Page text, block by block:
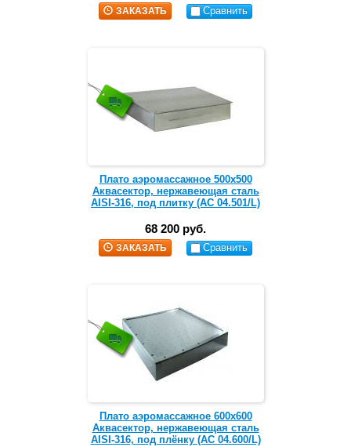
ЗАКАЗАТЬ Сравнить
Плато аэромассажное 500х500
Аквасектор, нержавеющая сталь
AISI-316, под плитку (АС 04.501/L)
68 200 руб.
ЗАКАЗАТЬ Сравнить
Плато аэромассажное 600х600
Аквасектор, нержавеющая сталь
AISI-316, под плёнку (АС 04.600/L)